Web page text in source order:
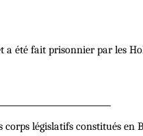
été fait prisonnier par les
législatifs constitués en